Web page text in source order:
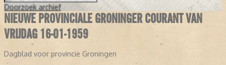
Doorzoek archief
NIEUWE PROVINCIALE GRONINGER COURANT VAN
VRIJDAG 16-01-1959
Dagblad voor provincie Groningen